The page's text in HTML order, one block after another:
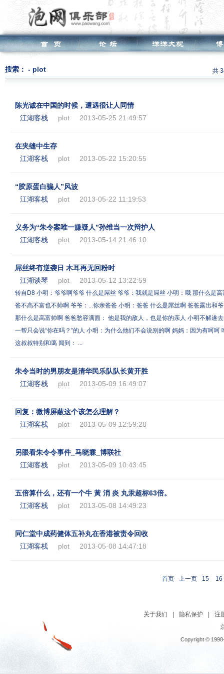
搜索： - plot 共
陈光诚在中国的时候，遭遇很让人同情
江湖客栈
plot 2013-05-25 21:49:57
在夹缝中生存
江湖客栈
plot 2013-05-22 15:20:55
“胶原蛋白骗人”风波
江湖客栈
plot 2013-05-22 11:19:53
义务为“朱令案唯一嫌疑人”孙维当一次辩护人
江湖客栈
plot 2013-05-14 21:46:10
屌丝终有逆袭日 木耳再无回粉时
江湖谈琴
plot 2013-05-12 13:22:59
转自D8 小明：爷爷啊爷爷 什么是屌丝 爷爷：我就是屌丝 小明：哦 那什么是
爸不高不富也不帅啊 爷爷：...你亲爸爸 小明：爸爸 什么是屌丝啊 爸爸露出和
那什么是高富帅啊 爸爸愁容满面： 他是我的敌人，也是你的亲人 小明不解遂
一帮只会说“你在吗？”的人 小明：为什么他们不会说别的啊 妈妈：因为有呵
这叔叔特别和蔼 闻到： ...
朱令当时的男朋友是清华民乐队队长黄开胜
江湖客栈
plot 2013-05-09 16:49:07
回复：微博屏蔽这个该怎么理解？
江湖客栈
plot 2013-05-09 12:59:28
另眼看朱令令事件_马晓霖_博联社
江湖客栈
plot 2013-05-09 10:43:45
五倍算什么，还有一个牛 黃 消 炎 丸汞超标63倍。
江湖客栈
plot 2013-05-08 14:49:23
同仁堂中成药健体五补丸在香港被责令回收
江湖客栈
plot 2013-05-08 14:47:18
首页 上一页 15 16
关于我们 隐私保护
注
Copyright ©